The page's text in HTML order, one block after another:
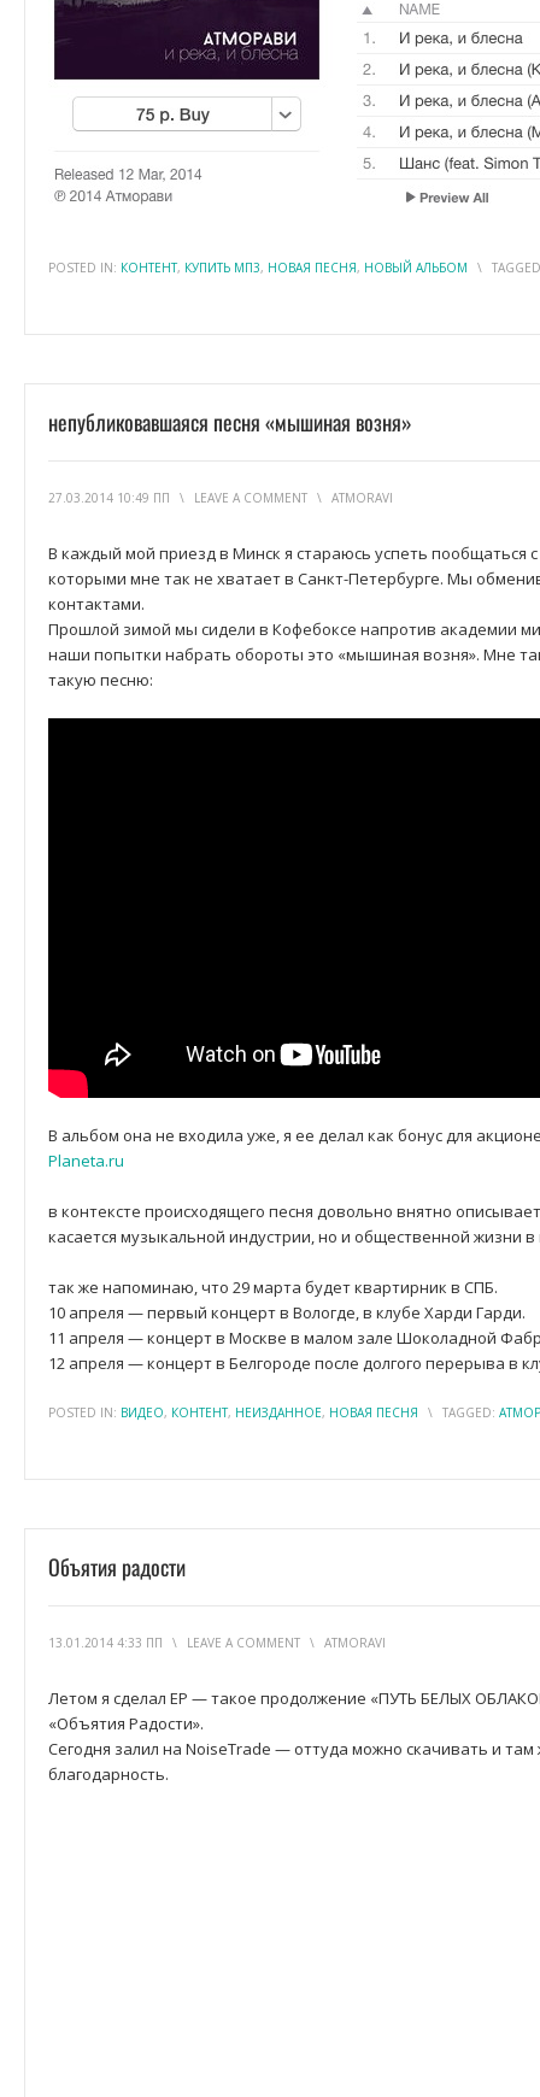
POSTED IN: КОНТЕНТ, КУПИТЬ МП3, НОВАЯ ПЕСНЯ, НОВЫЙ АЛЬБОМ \
непубликовавшаяся песня «мышиная возня»
27.03.2014 10:49 ПП \ LEAVE A COMMENT \ ATMORAVI
В каждый мой приезд в Минск я стараюсь успеть пообщаться
которыми мне так не хватает в Санкт-Петербурге. Мы
контактами.
Прошлой зимой мы сидели в Кофебоксе напротив академии
наши попытки набрать обороты это «мышиная возня». Мне
такую песню:
В альбом она не входила уже, я ее делал как бонус для
Planeta.ru
в контексте происходящего песня довольно внятно
касается музыкальной индустрии, но и общественной жизни в
так же напоминаю, что 29 марта будет квартирник в СПБ.
10 апреля — первый концерт в Вологде, в клубе Харди Гарди.
11 апреля — концерт в Москве в малом зале Шоколадной
12 апреля — концерт в Белгороде после долгого перерыва в
POSTED IN: ВИДЕО, КОНТЕНТ, НЕИЗДАННОЕ, НОВАЯ ПЕСНЯ \ TAGGED:
Объятия радости
13.01.2014 4:33 ПП \ LEAVE A COMMENT \ ATMORAVI
Летом я сделал EP — такое продолжение «ПУТЬ БЕЛЫХ
«Объятия Радости».
Сегодня залил на NoiseTrade — оттуда можно скачивать и
благодарность.